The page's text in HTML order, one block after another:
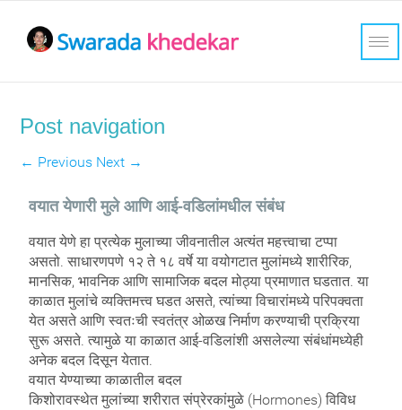
Post navigation
← Previous Next →
वयात येणारी मुले आणि आई-वडिलांमधील संबंध
वयात येणे हा प्रत्येक मुलाच्या जीवनातील अत्यंत महत्त्वाचा टप्पा
असतो. साधारणपणे १२ ते १८ वर्षे या वयोगटात मुलांमध्ये शारीरिक,
मानसिक, भावनिक आणि सामाजिक बदल मोठ्या प्रमाणात घडतात. या
काळात मुलांचे व्यक्तिमत्त्व घडत असते, त्यांच्या विचारांमध्ये परिपक्वता
येत असते आणि स्वतःची स्वतंत्र ओळख निर्माण करण्याची प्रक्रिया
सुरू असते. त्यामुळे या काळात आई-वडिलांशी असलेल्या संबंधांमध्येही
अनेक बदल दिसून येतात.
वयात येण्याच्या काळातील बदल
किशोरावस्थेत मुलांच्या शरीरात संप्रेरकांमुळे (Hormones) विविध